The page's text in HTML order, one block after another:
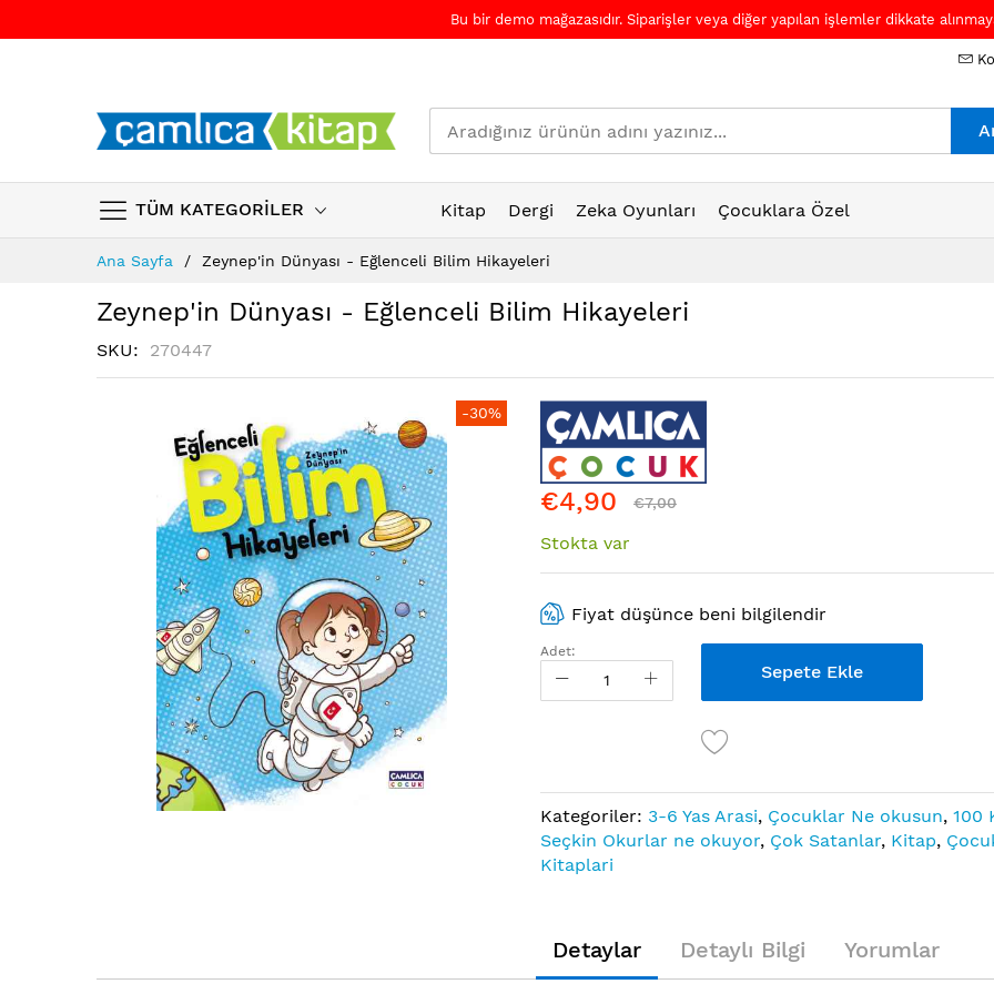
Bu bir demo mağazasıdır. Siparişler veya diğer yapılan işlemler dikkate
TÜM KATEGORİLER Kitap Dergi Zeka Oyunları Çocuklara Özel
Ana Sayfa Zeynep'in Dünyası - Eğlenceli Bilim Hikayeleri
Zeynep'in Dünyası - Eğlenceli Bilim Hikayeleri
SKU 270447
galerisinin
galerisinin
-30%
€4,90 €7,00
Stokta var
Fiyat düşünce beni bilgilendir
Adet:
Sepete Ekle
Kategoriler: 3-6 Yas Arasi, Çocuklar Ne okusun, 100
Seçkin Okurlar ne okuyor, Çok Satanlar, Kitap,
Kitaplari
Detaylar Detaylı Bilgi Yorumlar